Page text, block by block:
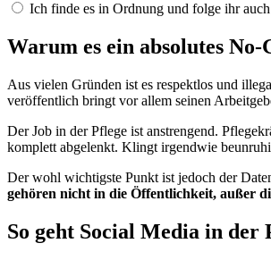
Ich finde es in Ordnung und folge ihr auch
Warum es ein absolutes No-
Aus vielen Gründen ist es respektlos und
veröffentlich bringt vor allem seinen
Der Job in der Pflege ist anstrengend.
komplett abgelenkt. Klingt irgendwie
Der wohl wichtigste Punkt ist jedoch der
gehören nicht in die Öffentlichkeit, außer
So geht Social Media in der